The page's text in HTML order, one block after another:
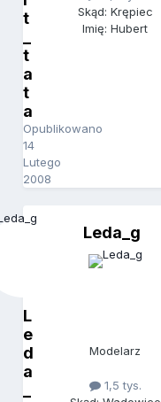
t
t
a
t
a
Opublikowano
14
Lutego
2008
Skąd: Krępiec
Imię: Hubert
L
e
d
a
Leda_g
Modelarz
1,5 tys.